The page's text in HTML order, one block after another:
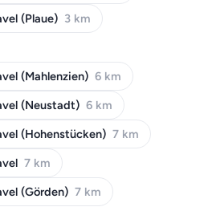
(Plaue) 3 km
(Mahlenzien) 6 km
(Neustadt) 6 km
(Hohenstücken) 7 km
7 km
(Görden) 7 km